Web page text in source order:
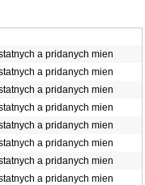
a pridanych mien
a pridanych mien
a pridanych mien
a pridanych mien
a pridanych mien
a pridanych mien
a pridanych mien
a pridanych mien